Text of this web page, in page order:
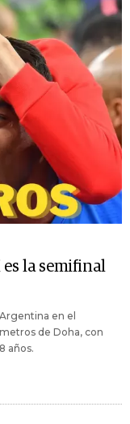
la semifinal
en el
de Doha, con
años.